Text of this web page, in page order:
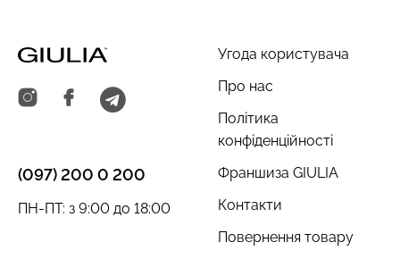
Угода користувача
Про нас
Політика
конфіденційності
Франшиза GIULIA
Контакти
Повернення товару
(097) 200 0 200
ПН-ПТ: з 9:00 до 18:00